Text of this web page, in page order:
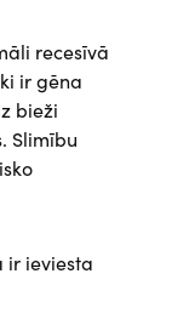
recesīvā
ir gēna
bieži
Slimību
ir ieviesta